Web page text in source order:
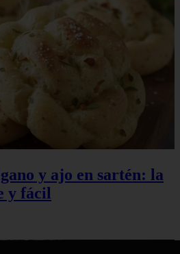
y ajo en sartén: la
y fácil